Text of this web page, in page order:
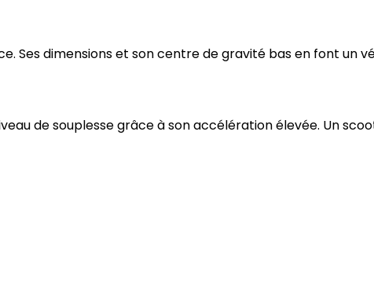
Ses dimensions et son centre de gravité bas en font un
de souplesse grâce à son accélération élevée. Un